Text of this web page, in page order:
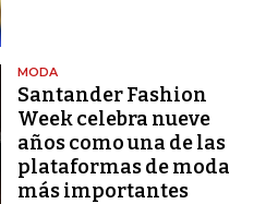
MODA
Santander Fashion
Week celebra nueve
años como una de las
plataformas de moda
más importantes